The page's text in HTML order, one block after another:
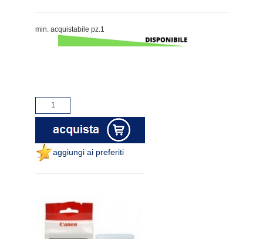
min. acquistabile pz.1
aggiungi ai preferiti